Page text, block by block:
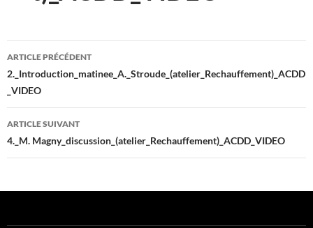
Navigation
des
articles
ARTICLE PRÉCÉDENT
2._Introduction_matinee_A._Stroude_(atelier_Rechauffement)_ACDD
_VIDEO
ARTICLE SUIVANT
4._M. Magny_discussion_(atelier_Rechauffement)_ACDD_VIDEO